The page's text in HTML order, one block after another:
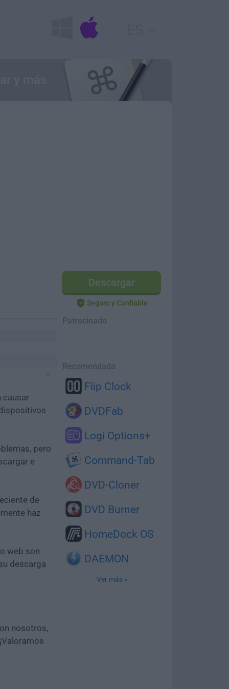
Descargar
Seguro y Confiable
Patrocinado
Recomendada
Flip Clock
DVDFab
Logi Options+
Command-Tab
DVD-Cloner
DVD Burner
HomeDock OS
DAEMON
Ver más »
causar
pero
e
de
haz
web son
descarga
nosotros,